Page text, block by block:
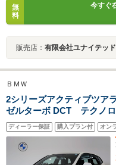
無
料
今すぐ
販売店： 有限会社ユナイテッ
ＢＭＷ
2シリーズアクティブツ
ゼルターボ DCT テクノ
プディスプレイ 全周囲カ
ドライト パーキングア
衝突軽減ブレーキ アク
元レンタカー
ディーラー保証 購入プラン付 オン